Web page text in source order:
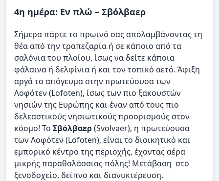
4η ημέρα: Εν πλώ – Σβόλβαερ
Σήμερα πάρτε το πρωινό σας απολαμβάνοντας τη
θέα από την τραπεζαρία ή σε κάποιο από τα
σαλόνια του πλοίου, ίσως να δείτε κάποια
φάλαινα ή δελφίνια ή και τον τοπικό αετό. Άφιξη
αργά το απόγευμα στην πρωτεύουσα των
Λοφότεν (Lofoten), ίσως των πιο ξακουστών
νησιών της Ευρώπης και έναν από τους πιο
δελεαστικούς νησιωτικούς προορισμούς στον
κόσμο! Το Σβόλβαερ(Svolvaer), η πρωτεύουσα
των Λοφότεν (Lofoten), είναι το διοικητικό και
εμπορικό κέντρο της περιοχής, έχοντας αέρα
μικρής παραθαλάσσιας πόλης! Μετάβαση στο
ξενοδοχείο, δείπνο και διανυκτέρευση.